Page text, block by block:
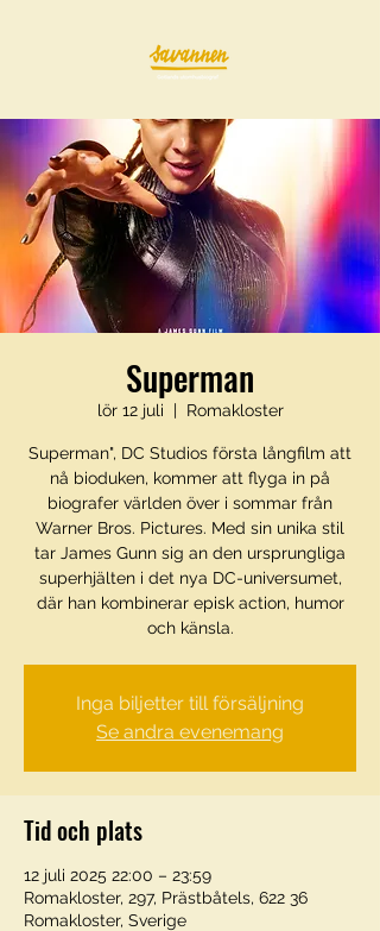
Superman
lör 12 juli
  |
Romakloster
Superman", DC Studios första långfilm att
nå bioduken, kommer att flyga in på
biografer världen över i sommar från
Warner Bros. Pictures. Med sin unika stil
tar James Gunn sig an den ursprungliga
superhjälten i det nya DC-universumet,
där han kombinerar episk action, humor
och känsla.
Inga biljetter till försäljning
Se andra evenemang
Tid och plats
12 juli 2025 22:00 – 23:59
Romakloster, 297, Prästbåtels, 622 36
Romakloster, Sverige